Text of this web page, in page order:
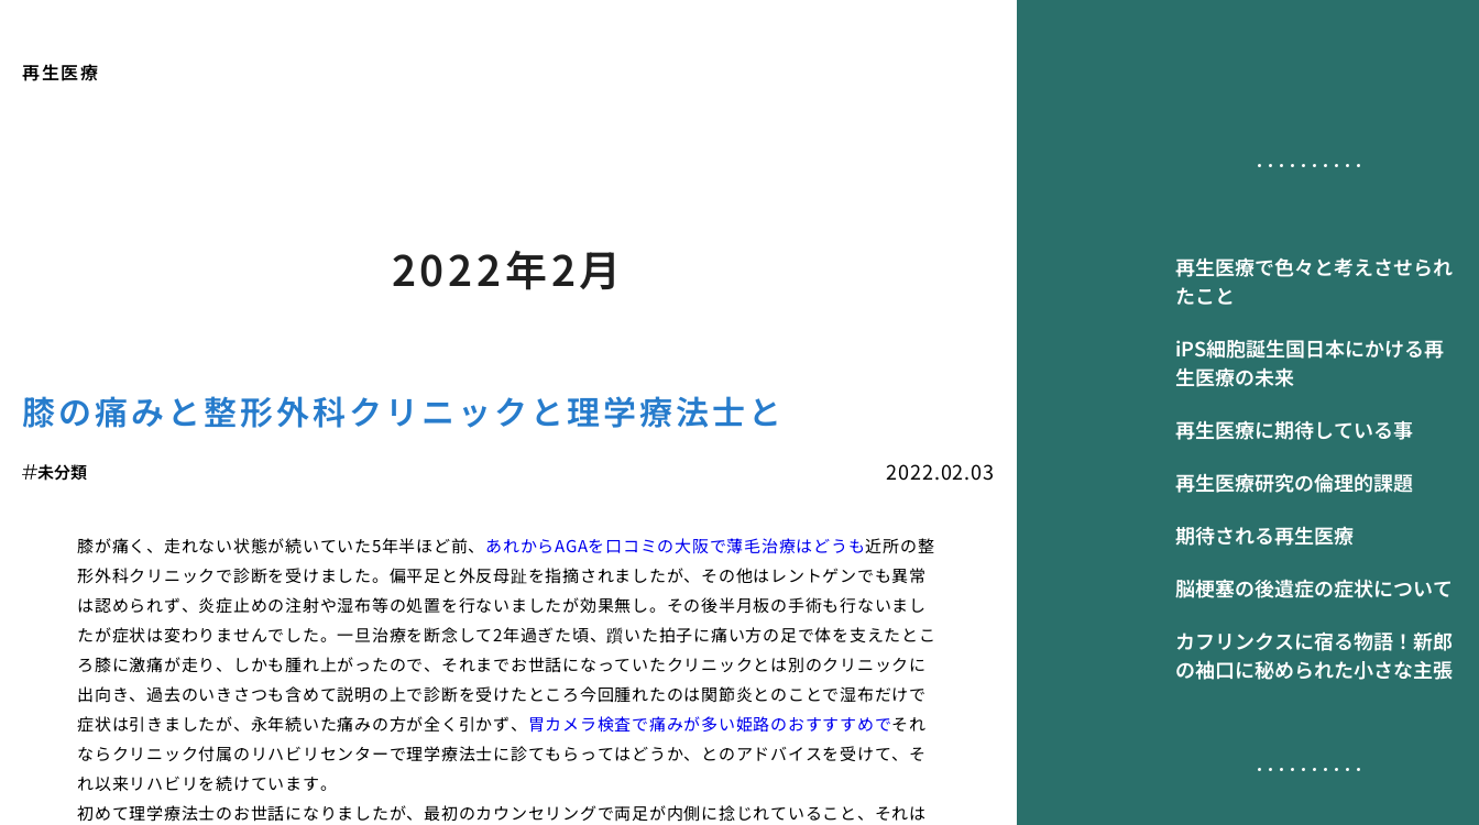
再生医療
再生医療で色々と考えさせられ
たこと
iPS細胞誕生国日本にかける再
生医療の未来
再生医療に期待している事
再生医療研究の倫理的課題
期待される再生医療
脳梗塞の後遺症の症状について
カフリンクスに宿る物語！新郎
の袖口に秘められた小さな主張
2022年2月
膝の痛みと整形外科クリニックと理学療法士と
2022.02.03
未分類
膝が痛く、走れない状態が続いていた5年半ほど前、 あれからAGAを口コミの大阪で薄毛治療はどうも近所の整
形外科クリニックで診断を受けました。偏平足と外反母趾を指摘されましたが、その他はレントゲンでも異常
は認められず、炎症止めの注射や湿布等の処置を行ないましたが効果無し。その後半月板の手術も行ないまし
たが症状は変わりませんでした。一旦治療を断念して2年過ぎた頃、躓いた拍子に痛い方の足で体を支えたとこ
ろ膝に激痛が走り、しかも腫れ上がったので、それまでお世話になっていたクリニックとは別のクリニックに
出向き、過去のいきさつも含めて説明の上で診断を受けたところ今回腫れたのは関節炎とのことで湿布だけで
症状は引きましたが、永年続いた痛みの方が全く引かず、 胃カメラ検査で痛みが多い姫路のおすすすめでそれ
ならクリニック付属のリハビリセンターで理学療法士に診てもらってはどうか、とのアドバイスを受けて、そ
れ以来リハビリを続けています。
初めて理学療法士のお世話になりましたが、最初のカウンセリングで両足が内側に捻じれていること、それは